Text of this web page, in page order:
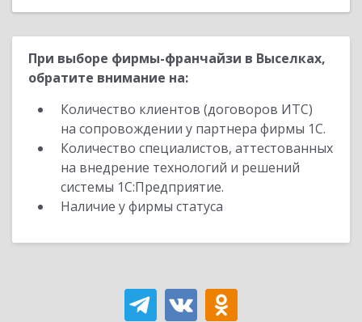
При выборе фирмы-франчайзи в Выселках,
обратите внимание на:
Количество клиентов (договоров ИТС)
на сопровождении у партнера фирмы 1С.
Количество специалистов, аттестованных
на внедрение технологий и решений
системы 1С:Предприятие.
Наличие у фирмы статуса